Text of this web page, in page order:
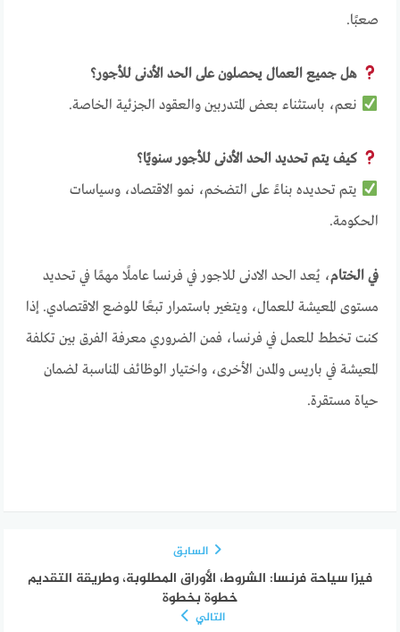
صعبًا.
هل جميع العمال يحصلون على الحد الأدنى للأجور؟
نعم، باستثناء بعض المتدربين والعقود الجزئية الخاصة.
كيف يتم تحديد الحد الأدنى للأجور سنويًا؟
يتم تحديده بناءً على التضخم، نمو الاقتصاد، وسياسات
الحكومة.
في الختام، يُعد الحد الادنى للاجور في فرنسا عاملًا مهمًا في تحديد
مستوى المعيشة للعمال، ويتغير باستمرار تبعًا للوضع الاقتصادي. إذا
كنت تخطط للعمل في فرنسا، فمن الضروري معرفة الفرق بين تكلفة
المعيشة في باريس والمدن الأخرى، واختيار الوظائف المناسبة لضمان
حياة مستقرة.
السابق
فيزا سياحة فرنسا: الشروط، الأوراق المطلوبة، وطريقة التقديم
خطوة بخطوة
التالي